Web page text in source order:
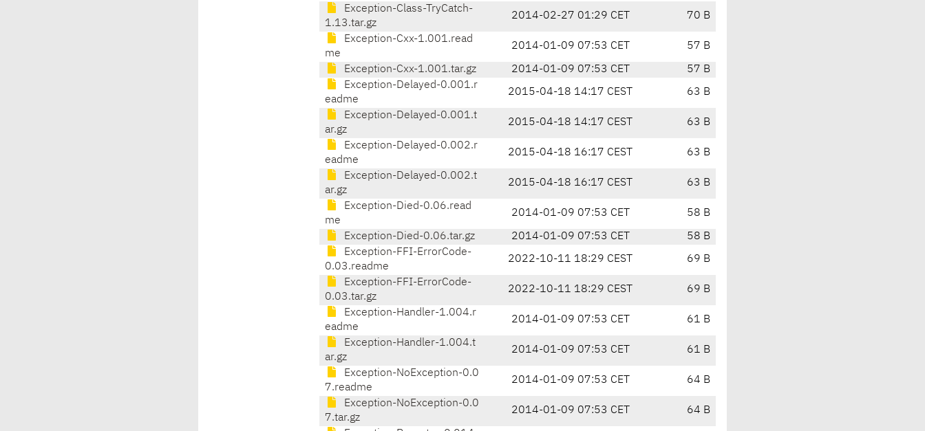
Exception-Class-TryCatch-
1.13.tar.gz
2014-02-27 01:29 CET 70 B
Exception-Cxx-1.001.read
me
2014-01-09 07:53 CET 57 B
Exception-Cxx-1.001.tar.gz 2014-01-09 07:53 CET
57 B
Exception-Delayed-0.001.r
eadme
2015-04-18 14:17 CEST 63 B
Exception-Delayed-0.001.t
ar.gz
2015-04-18 14:17 CEST 63 B
Exception-Delayed-0.002.r
eadme
2015-04-18 16:17 CEST 63 B
Exception-Delayed-0.002.t
ar.gz
2015-04-18 16:17 CEST 63 B
Exception-Died-0.06.read
me
2014-01-09 07:53 CET 58 B
Exception-Died-0.06.tar.gz 2014-01-09 07:53 CET
58 B
Exception-FFI-ErrorCode-
0.03.readme
2022-10-11 18:29 CEST 69 B
Exception-FFI-ErrorCode-
0.03.tar.gz
2022-10-11 18:29 CEST 69 B
Exception-Handler-1.004.r
eadme
2014-01-09 07:53 CET 61 B
Exception-Handler-1.004.t
ar.gz
2014-01-09 07:53 CET 61 B
Exception-NoException-0.0
7.readme
2014-01-09 07:53 CET 64 B
Exception-NoException-0.0
7.tar.gz
2014-01-09 07:53 CET 64 B